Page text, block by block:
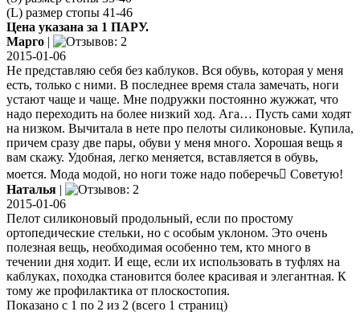
(L) размер стопы 41-46
Цена указана за 1 ПАРУ.
Марго |
2015-01-06
Не представляю себя без каблуков. Вся обувь, которая у меня
есть, только с ними. В последнее время стала замечать, ноги
устают чаще и чаще. Мне подружки постоянно жужжат, что
надо переходить на более низкий ход. Ага… Пусть сами ходят
на низком. Вычитала в нете про пелоты силиконовые. Купила,
причем сразу две пары, обуви у меня много. Хорошая вещь я
вам скажу. Удобная, легко меняется, вставляется в обувь,
моется. Мода модой, но ноги тоже надо поберечь Советую!
Наталья |
2015-01-06
Пелот силиконовый продольный, если по простому
ортопедические стельки, но с особым уклоном. Это очень
полезная вещь, необходимая особенно тем, кто много в
течении дня ходит. И еще, если их использовать в туфлях на
каблуках, походка становится более красивая и элегантная. К
тому же профилактика от плоскостопия.
Показано с 1 по 2 из 2 (всего 1 страниц)